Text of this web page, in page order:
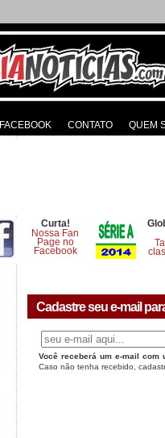
FACEBOOK CONTATO QUEM
Curta!
Nossa Fan
Page no
Facebook
Cadastre seu e-mail
Você receberá um e-mail
Caso não tenha recebido,